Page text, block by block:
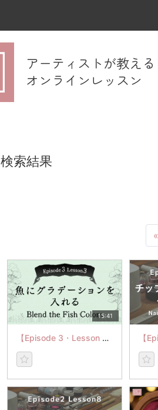
アーティストが教える
オンラインレッスン
検索結果
«
15:41
【Episode 3・Lesson 3】魚にグラデーションを 入れる